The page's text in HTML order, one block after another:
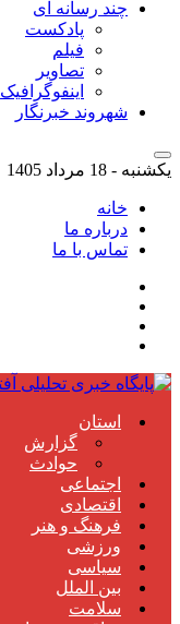
چند رسانه ای
پادکست
فیلم
تصاویر
اینفوگرافیک
شهروند خبرنگار
یکشنبه - 18 مرداد 1405
خانه
درباره ما
تماس با ما
استان
گزارش
حوادث
اجتماعی
اقتصادی
فرهنگ و هنر
ورزشی
سیاسی
بین الملل
سلامت